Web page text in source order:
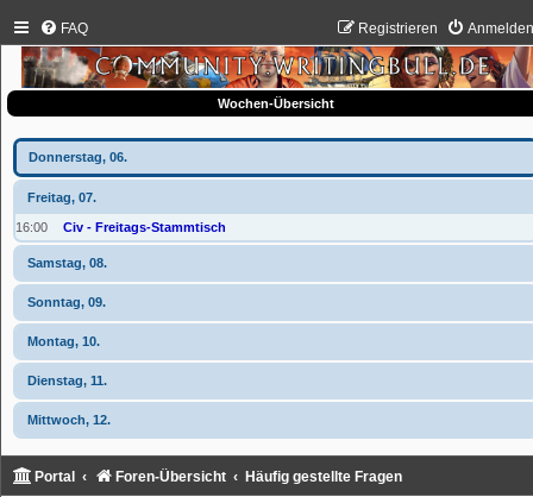
FAQ Registrieren
Wochen-Übersicht
Donnerstag, 06.
Freitag, 07.
16:00 Civ - Freitags-Stammtisch
Samstag, 08.
Sonntag, 09.
Montag, 10.
Dienstag, 11.
Mittwoch, 12.
Portal Foren-Übersicht Häufig gestellte Fragen